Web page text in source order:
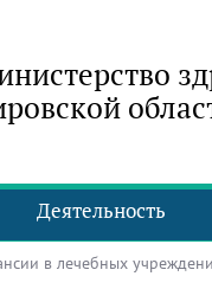
Деятельность
в лечебных